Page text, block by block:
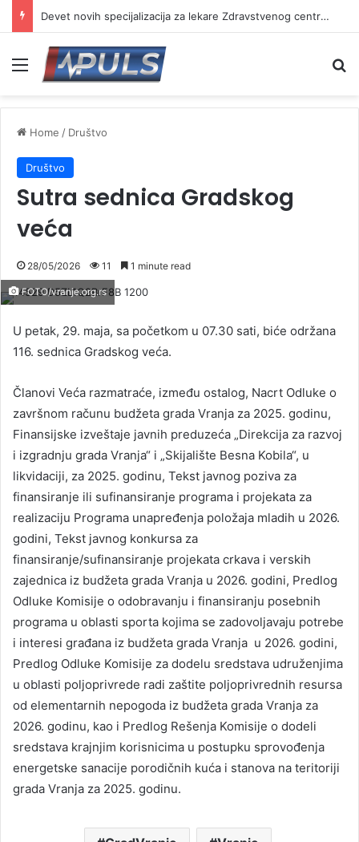
Devet novih specijalizacija za lekare Zdravstvenog centra Vranje
Menu
Home / Društvo
Društvo
Sutra sednica Gradskog
veća
28/05/2026 11 1 minute read
FOTO/vranje.org.rs
U petak, 29. maja, sa početkom u 07.30 sati, biće održana
116. sednica Gradskog veća.
Članovi Veća razmatraće, između ostalog, Nacrt Odluke o
završnom računu budžeta grada Vranja za 2025. godinu,
Finansijske izveštaje javnih preduzeća „Direkcija za razvoj
i izgradnju grada Vranja“ i „Skijalište Besna Kobila“, u
likvidaciji, za 2025. godinu, Tekst javnog poziva za
finansiranje ili sufinansiranje programa i projekata za
realizaciju Programa unapređenja položaja mladih u 2026.
godini, Tekst javnog konkursa za
finansiranje/sufinansiranje projekata crkava i verskih
zajednica iz budžeta grada Vranja u 2026. godini, Predlog
Odluke Komisije o odobravanju i finansiranju posebnih
programa u oblasti sporta kojima se zadovoljavaju potrebe
i interesi građana iz budžeta grada Vranja u 2026. godini,
Predlog Odluke Komisije za dodelu sredstava udruženjima
u oblasti poljoprivrede radi zaštite poljoprivrednih resursa
od elementarnih nepogoda iz budžeta grada Vranja za
2026. godinu, kao i Predlog Rešenja Komisije o dodeli
sredstava krajnjim korisnicima u postupku sprovođenja
energetske sanacije porodičnih kuća i stanova na teritoriji
grada Vranja za 2025. godinu.